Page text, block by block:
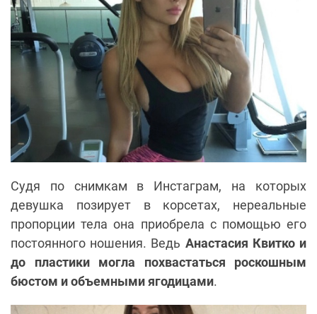
Судя по снимкам в Инстаграм, на которых
девушка позирует в корсетах, нереальные
пропорции тела она приобрела с помощью его
постоянного ношения. Ведь Анастасия Квитко и
до пластики могла похвастаться роскошным
бюстом и объемными ягодицами.